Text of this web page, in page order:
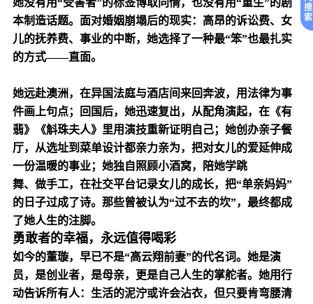
本制造话题。面对婚姻崩塌后的现实：高昂的诉讼费、女
儿的抚养费、事业的中断，她选择了一种最“笨”也最扎实
的方式——直面。
她远赴澳洲，在异国法庭与酒店间来回奔波，用法律为事
件画上句点；回国后，她迅速复出，从配角演起，在《有
翡》《斛珠夫人》里用演技重新证明自己；她创办亲子餐
厅，从选址到菜单设计都亲力亲为，把对女儿的爱延伸成
一份温暖的事业；她独自照顾小酒窝，陪她学跳
舞、做手工，在社交平台记录女儿的成长，把“单亲妈妈”
的日子过成了诗。那些曾被认为“过不去的坎”，最终都成
了她人生的注脚。
勇敢者的幸福，永远值得喝彩
如今的董璇，早已不是“高云翔前妻”的代名词。她是演
员，是创业者，是母亲，更是自己人生的掌舵者。她用行
动告诉所有人：生活的泥泞或许会沾衣，但只要肯弯腰清
搜
索